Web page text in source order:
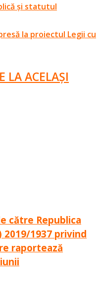
și statutul
la proiectul Legii cu
LA ACELAȘI
către Republica
2019/1937 privind
raportează